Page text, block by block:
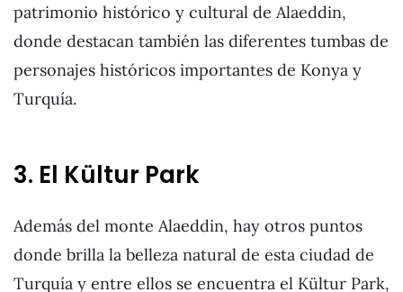
patrimonio histórico y cultural de Alaeddin,
donde destacan también las diferentes tumbas de
personajes históricos importantes de Konya y
Turquía.
3. El Kültur Park
Además del monte Alaeddin, hay otros puntos
donde brilla la belleza natural de esta ciudad de
Turquía y entre ellos se encuentra el Kültur Park,